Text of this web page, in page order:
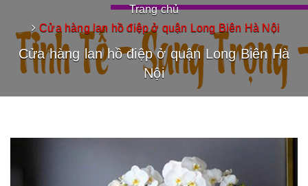
Trang chủ
Cửa hàng lan hồ điệp ở quận Long Biên Hà Nội
Cửa hàng lan hồ điệp ở quận Long Biên Hà
Nội